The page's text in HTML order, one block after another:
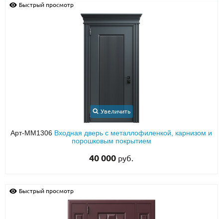
Быстрый просмотр
Увеличить
Арт-ММ1306 Входная дверь с металлофиленкой, карнизом и
порошковым покрытием
40 000 руб.
Быстрый просмотр